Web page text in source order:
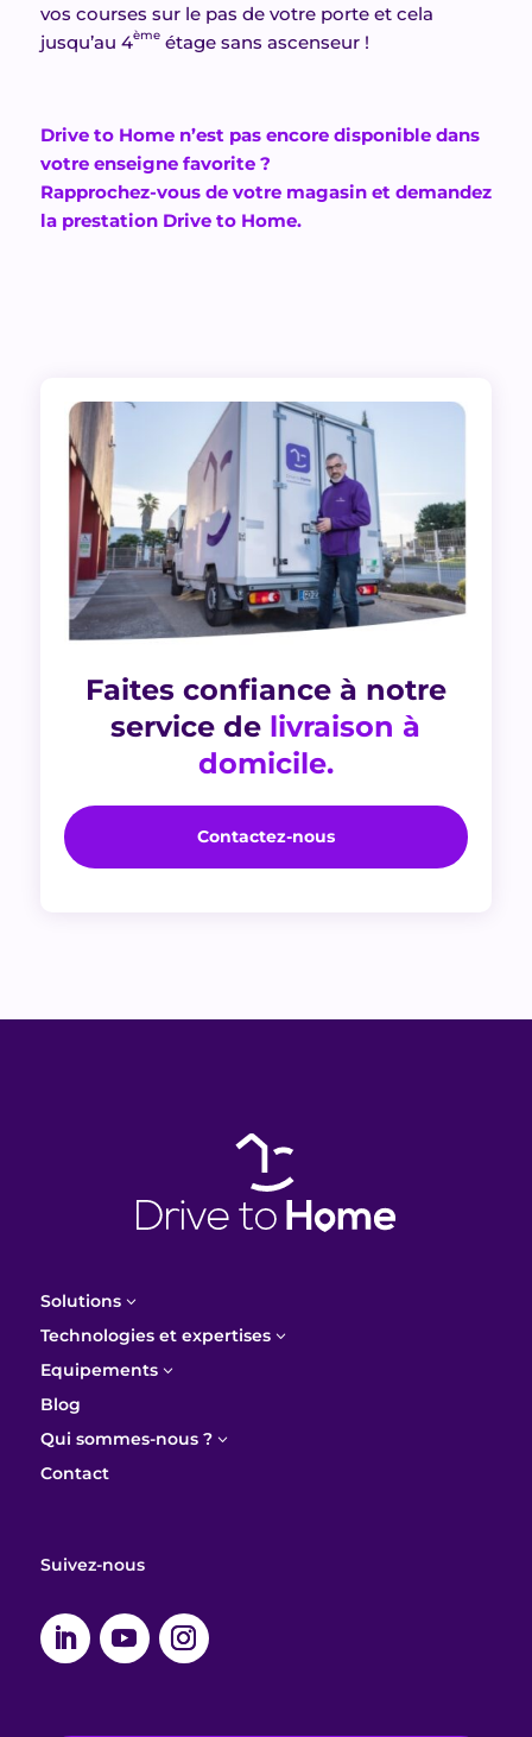
vos courses sur le pas de votre porte et cela
jusqu’au 4èmeétage sans ascenseur !
Drive to Home n’est pas encore disponible dans
votre enseigne favorite ?
Rapprochez-vous de votre magasin et demandez
la prestation Drive to Home.
Faites confiance à notre
service de livraison à
domicile.
Contactez-nous
Solutions3
Technologies et expertises3
Equipements3
Blog
Qui sommes-nous ?3
Contact
Suivez-nous